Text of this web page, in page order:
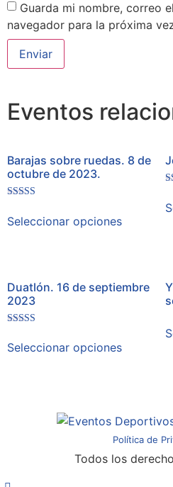
Guarda mi nombre, correo
navegador para la próxima
Eventos
Barajas sobre ruedas. 8 de
octubre de 2023.
5.00
de 5
Seleccionar opciones
en
Duatlón. 16 de septiembre
2023
5.00
de 5
Seleccionar opciones
Política de
Todos los